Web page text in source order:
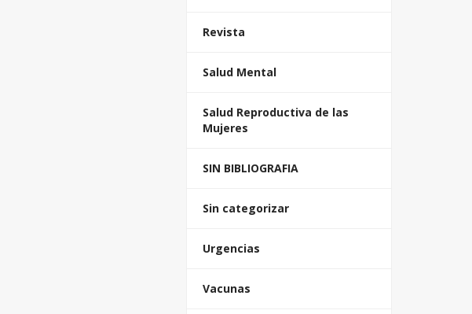
Revista
Salud Mental
Salud Reproductiva de las
Mujeres
SIN BIBLIOGRAFIA
Sin categorizar
Urgencias
Vacunas